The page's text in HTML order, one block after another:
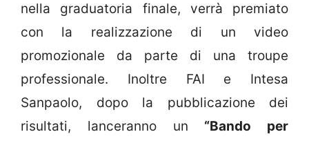
nella graduatoria finale, verrà premiato
con la realizzazione di un video
promozionale da parte di una troupe
professionale. Inoltre FAI e Intesa
Sanpaolo, dopo la pubblicazione dei
risultati, lanceranno un “Bando per